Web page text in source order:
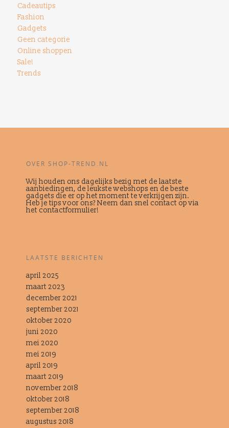
Cadeautips
Fashion
Gadgets
Geen categorie
Online shoppen
Sale!
Trends
OVER SHOP-TREND.NL
Wij houden ons dagelijks bezig met de laatste
aanbiedingen, de leukste webshops en de beste
gadgets die er op het moment te verkrijgen zijn.
Heb je tips voor ons? Neem dan snel contact op via
het contactformulier!
LAATSTE BERICHTEN
april 2025
maart 2023
december 2021
september 2021
oktober 2020
juni 2020
mei 2020
mei 2019
april 2019
maart 2019
november 2018
oktober 2018
september 2018
augustus 2018